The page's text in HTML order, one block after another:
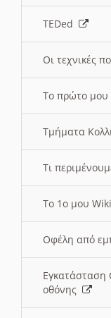
TEDed
Οι τεχνικές
Το πρώτο μου
Τμήματα
Τι
Το 1ο μου
Οφέλη από
Εγκατάσταση
οθόνης